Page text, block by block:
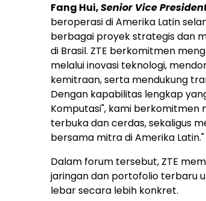
Fang Hui,Senior Vice
beroperasi di Amerika Latin
berbagai proyek strategis dan
di Brasil. ZTE berkomitmen
melalui inovasi teknologi,
kemitraan, serta mendukung
Dengan kapabilitas lengkap
Komputasi", kami berkomitmen
terbuka dan cerdas, sekaligus
bersama mitra di Amerika Latin."
Dalam forum tersebut, ZTE
jaringan dan portofolio terbaru
lebar secara lebih konkret.